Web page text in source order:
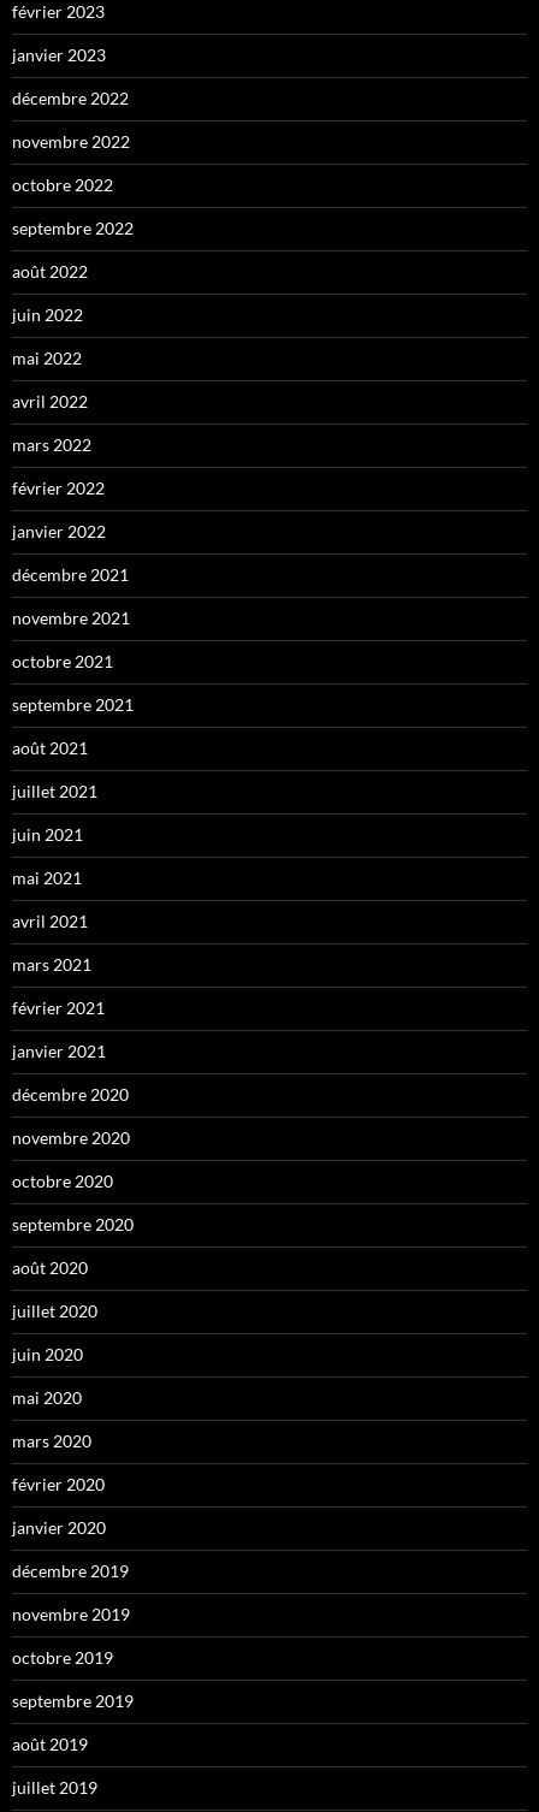
février 2023
janvier 2023
décembre 2022
novembre 2022
octobre 2022
septembre 2022
août 2022
juin 2022
mai 2022
avril 2022
mars 2022
février 2022
janvier 2022
décembre 2021
novembre 2021
octobre 2021
septembre 2021
août 2021
juillet 2021
juin 2021
mai 2021
avril 2021
mars 2021
février 2021
janvier 2021
décembre 2020
novembre 2020
octobre 2020
septembre 2020
août 2020
juillet 2020
juin 2020
mai 2020
mars 2020
février 2020
janvier 2020
décembre 2019
novembre 2019
octobre 2019
septembre 2019
août 2019
juillet 2019